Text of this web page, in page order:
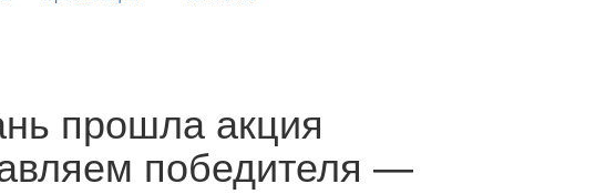
прошла акция
победителя —